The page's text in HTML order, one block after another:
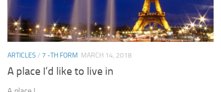
ARTICLES / 7 -TH FORM MARCH 14, 2018
A place I’d like to live in